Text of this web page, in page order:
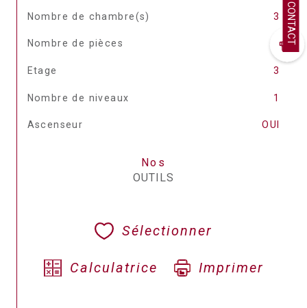
CONTACT
Nombre de chambre(s) 3
Nombre de pièces 5
Etage 3
Nombre de niveaux 1
Ascenseur OUI
Nos
OUTILS
Sélectionner
Calculatrice Imprimer